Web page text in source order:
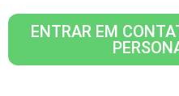
ENTRAR EM